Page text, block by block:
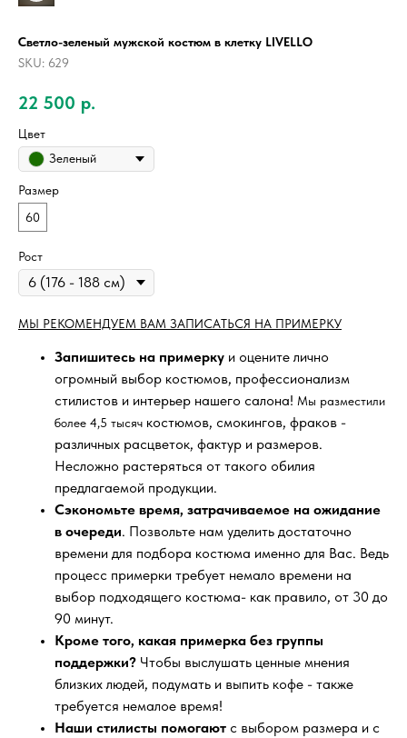
Светло-зеленый мужской костюм в клетку LIVELLO
SKU: 629
22 500 р.
Цвет
Зеленый
Размер
60
Рост
МЫ РЕКОМЕНДУЕМ ВАМ ЗАПИСАТЬСЯ НА ПРИМЕРКУ
Запишитесь на примерку и оцените лично
огромный выбор костюмов, профессионализм
стилистов и интерьер нашего салона! Мы разместили
более 4,5 тысяч костюмов, смокингов, фраков -
различных расцветок, фактур и размеров.
Несложно растеряться от такого обилия
предлагаемой продукции.
Сэкономьте время, затрачиваемое на ожидание
в очереди. Позвольте нам уделить достаточно
времени для подбора костюма именно для Вас. Ведь
процесс примерки требует немало времени на
выбор подходящего костюма- как правило, от 30 до
90 минут.
Кроме того, какая примерка без группы
поддержки? Чтобы выслушать ценные мнения
близких людей, подумать и выпить кофе - также
требуется немалое время!
Наши стилисты помогают с выбором размера и с